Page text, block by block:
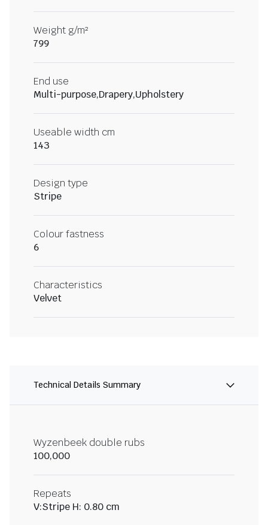
Weight g/m²
799
End use
Multi-purpose,Drapery,Upholstery
Useable width cm
143
Design type
Stripe
Colour fastness
6
Characteristics
Velvet
Technical Details Summary
Wyzenbeek double rubs
100,000
Repeats
V:Stripe H: 0.80 cm